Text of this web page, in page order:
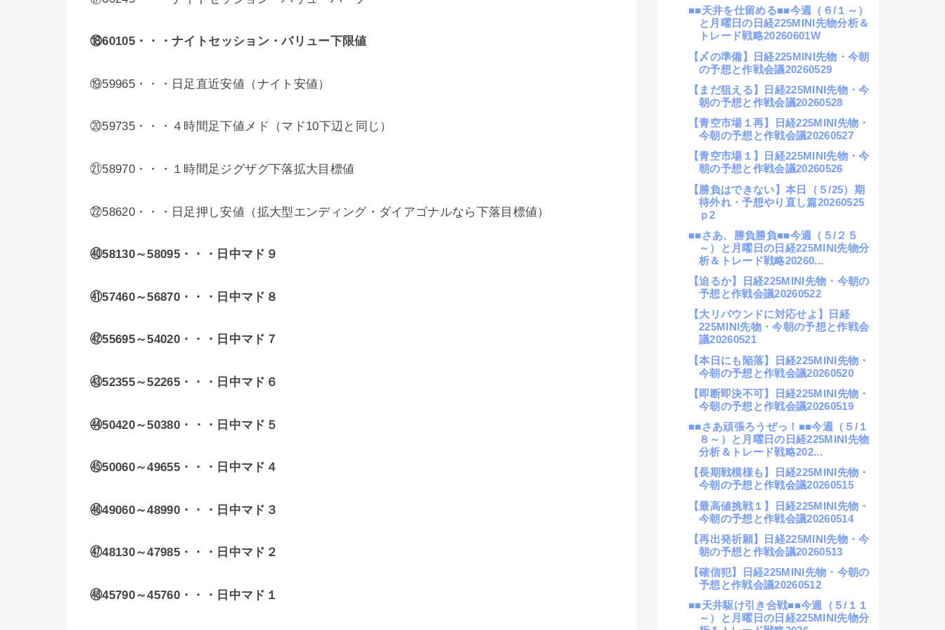
⑱60105 ・・・ナイトセッション・バリュー下限値
⑲59965・・・日足直近安値（ナイト安値）
⑳59735・・・４時間足下値メド（マド10下辺と同じ）
㉑58970・・・１時間足ジグザグ下落拡大目標値
㉒58620・・・日足押し安値（拡大型エンディング・ダイアゴナルなら下落目標値）
㊵58130～58095・・・日中マド９
㊶57460～56870・・・日中マド８
㊷55695～54020・・・日中マド７
㊸52355～52265・・・日中マド６
㊹50420～50380・・・ 日中マド５
㊺50060～49655・・・日中マド４
㊻49060～48990・・・日中マド３
㊼48130～47985・・・日中マド２
㊽45790～45760・・・日中マド１
■■天井を仕留める■■今週（６/１～）
と月曜日の日経225MINI先物分析＆
トレード戦略20260601W
【〆の準備】日経225MINI先物・今朝
の予想と作戦会議20260529
【まだ狙える】日経225MINI先物・今
朝の予想と作戦会議20260528
【青空市場１再】日経225MINI先物・
今朝の予想と作戦会議20260527
【青空市場１】日経225MINI先物・今
朝の予想と作戦会議20260526
【勝負はできない】本日（５/25）期
待外れ・予想やり直し篇20260525
ｐ2
■■さあ、勝負勝負■■今週（５/２５
～）と月曜日の日経225MINI先物分
析＆トレード戦略20260...
【迫るか】日経225MINI先物・今朝の
予想と作戦会議20260522
【大リバウンドに対応せよ】日経
225MINI先物・今朝の予想と作戦会
議20260521
【本日にも陥落】日経225MINI先物・
今朝の予想と作戦会議20260520
【即断即決不可】日経225MINI先物・
今朝の予想と作戦会議20260519
■■さあ頑張ろうぜっ！■■今週（５/１
８～）と月曜日の日経225MINI先物
分析＆トレード戦略202...
【長期戦模様も】日経225MINI先物・
今朝の予想と作戦会議20260515
【最高値挑戦１】日経225MINI先物・
今朝の予想と作戦会議20260514
【再出発祈願】日経225MINI先物・今
朝の予想と作戦会議20260513
【確信犯】日経225MINI先物・今朝の
予想と作戦会議20260512
■■天井駆け引き合戦■■今週（５/１１
～）と月曜日の日経225MINI先物分